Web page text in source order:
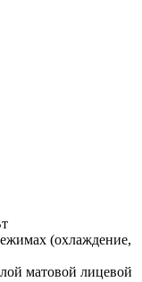
(охлаждение,
матовой лицевой